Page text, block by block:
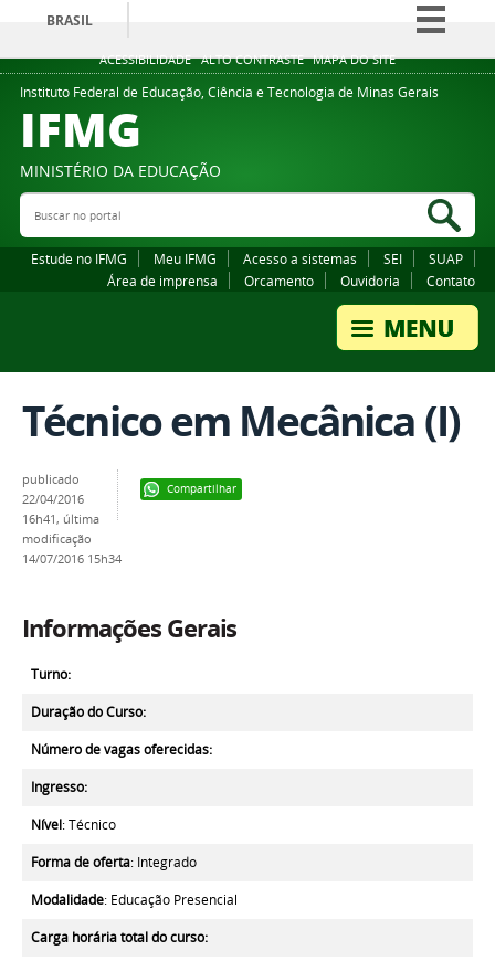
ACESSIBILIDADE ALTO CONTRASTE MAPA DO SITE
BRASIL
Simplifique!
Comunica BR
Legislação
Instituto Federal de Educação, Ciência e Tecnologia de Minas Gerais
IFMG
MINISTÉRIO DA EDUCAÇÃO
Buscar no portal
Estude no IFMG Meu IFMG Acesso a sistemas SEI
SUAP
Área de imprensa
Orcamento Ouvidoria Contato
Técnico em Mecânica (I)
Compartilhar
publicado
22/04/2016
16h41, última
modificação
14/07/2016 15h34
Informações Gerais
Turno:
Duração do Curso:
Número de vagas oferecidas:
Ingresso:
Nível: Técnico
Forma de oferta: Integrado
Modalidade: Educação Presencial
Carga horária total do curso: